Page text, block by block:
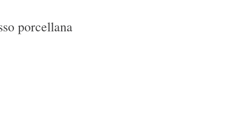
porcellana